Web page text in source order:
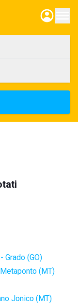
Grado (GO)
(MT)
Jonico (MT)